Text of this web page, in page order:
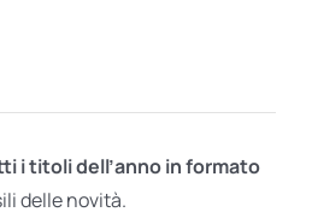
i titoli dell’anno in formato
delle novità.